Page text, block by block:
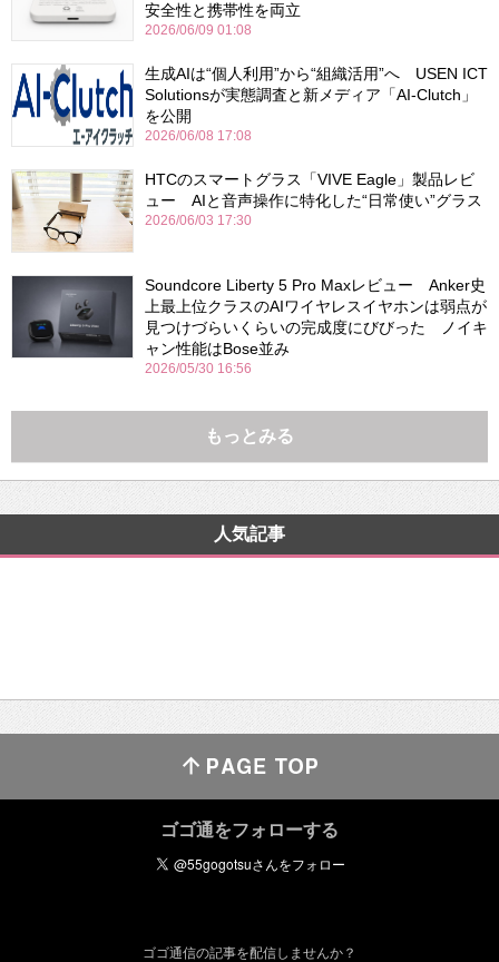
安全性と携帯性を両立
2026/06/09 01:08
生成AIは“個人利用”から“組織活用”へ USEN ICT
Solutionsが実態調査と新メディア「AI-Clutch」
を公開
2026/06/08 17:08
HTCのスマートグラス「VIVE Eagle」製品レビ
ュー AIと音声操作に特化した“日常使い”グラス
2026/06/03 17:30
Soundcore Liberty 5 Pro Maxレビュー Anker史
上最上位クラスのAIワイヤレスイヤホンは弱点が
見つけづらいくらいの完成度にびびった ノイキ
ャン性能はBose並み
2026/05/30 16:56
もっとみる
人気記事
ゴゴ通をフォローする
ゴゴ通信の記事を配信しませんか？